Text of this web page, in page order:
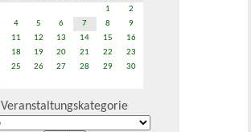
1
2
4 5 6 7 8
9
11 12 13 14 15
16
18 19 20 21 22
23
25 26 27 28 29
30
Veranstaltungskategorie